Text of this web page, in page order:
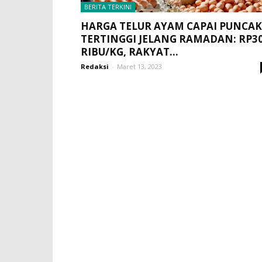
BERITA TERKINI
HARGA TELUR AYAM CAPAI PUNCAK
TERTINGGI JELANG RAMADAN:
RIBU/KG, RAKYAT...
Redaksi - Maret 13, 2023